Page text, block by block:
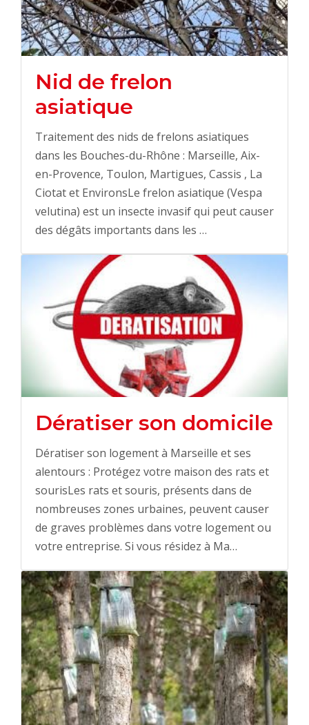
Nid de frelon
asiatique
Traitement des nids de frelons asiatiques
dans les Bouches-du-Rhône : Marseille, Aix-
en-Provence, Toulon, Martigues, Cassis , La
Ciotat et EnvironsLe frelon asiatique (Vespa
velutina) est un insecte invasif qui peut causer
des dégâts importants dans les …
Dératiser son domicile
Dératiser son logement à Marseille et ses
alentours : Protégez votre maison des rats et
sourisLes rats et souris, présents dans de
nombreuses zones urbaines, peuvent causer
de graves problèmes dans votre logement ou
votre entreprise. Si vous résidez à Ma…